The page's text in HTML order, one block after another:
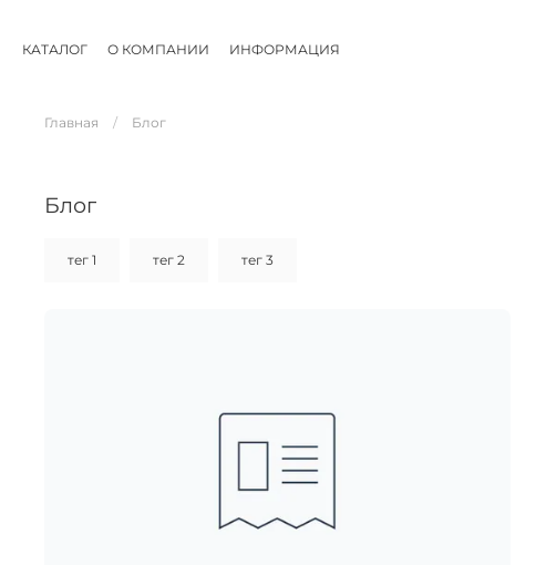
КАТАЛОГ О КОМПАНИИ ИНФОРМАЦИЯ
Главная Блог
Блог
тег 1 тег 2 тег 3